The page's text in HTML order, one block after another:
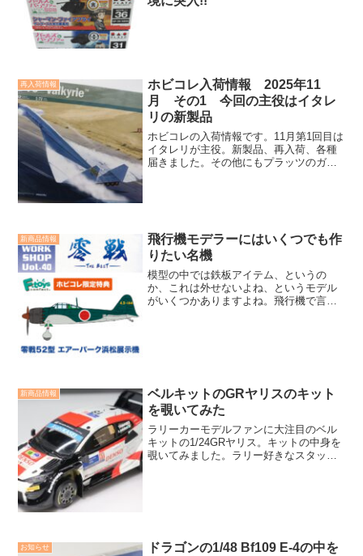
再入荷情報
ホビコレ入荷情報 2025年11
月 その1 今回の主役はイタレ
リの新製品
ホビコレの入荷情報です。11月第1回目は
イタレリが主役。新製品、再入荷、各種
届きました。その他にもプラッツのガル
新商品情報
飛行機モデラーにはいくつでも作
りたい名機
模型の中では鉄板アイテム、というの
か、これは外せないよね、というモデル
がいくつかありますよね。飛行機で言え
新商品情報
ベルキットのGRヤリスのキット
を覗いてみた
ラリーカーモデルファンに大注目のベル
キットの1/24GRヤリス。キットの中身を
覗いてみました。ラリー好きなスタッフ
お知らせ
ドラゴンの1/48 Bf109 E-4の中を